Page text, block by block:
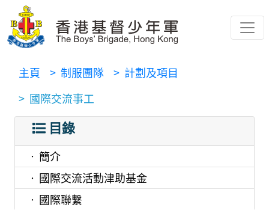
主頁 > 制服團隊 > 計劃及項目
> 國際交流事工
目錄
簡介
國際交流活動津助基金
國際聯繫